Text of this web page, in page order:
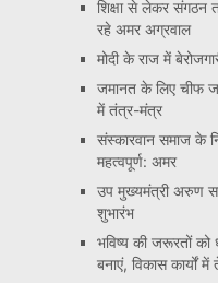
शिक्षा से लेकर
रहे अमर अग्रवाल
मोदी के राज में
जमानत के लिए चीफ
में तंत्र-मंत्र
संस्कारवान समाज के
महत्वपूर्ण: अमर
उप मुख्यमंत्री अरुण
शुभारंभ
भविष्य की जरूरतों को
बनाएं, विकास कार्यों